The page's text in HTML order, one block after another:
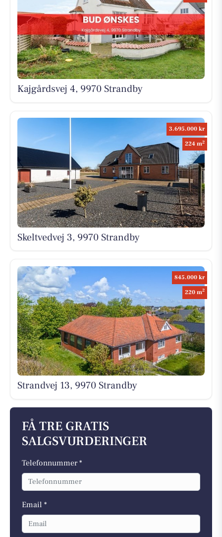
Kajgårdsvej 4, 9970 Strandby
3.695.000 kr
224 m2
Skeltvedvej 3, 9970 Strandby
845.000 kr
220 m2
Strandvej 13, 9970 Strandby
FÅ TRE GRATIS
SALGSVURDERINGER
Telefonnummer *
Email *